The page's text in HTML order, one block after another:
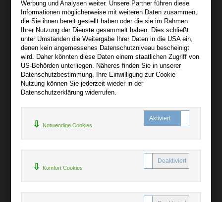
Über audiooo.net
AGB
Impressum
Widerruf
Datenschutz
Bibliotheksrabatt
MARC21-Datenimport
Werbung und Analysen weiter. Unsere Partner führen diese
Informationen möglicherweise mit weiteren Daten zusammen,
die Sie ihnen bereit gestellt haben oder die sie im Rahmen
Ihrer Nutzung der Dienste gesammelt haben. Dies schließt
unter Umständen die Weitergabe Ihrer Daten in die USA ein,
denen kein angemessenes Datenschutzniveau bescheinigt
wird. Daher könnten diese Daten einem staatlichen Zugriff von
US-Behörden unterliegen. Näheres finden Sie in unserer
Datenschutzbestimmung. Ihre Einwilligung zur Cookie-
Nutzung können Sie jederzeit wieder in der
Datenschutzerklärung widerrufen.
Notwendige Cookies
Komfort Cookies